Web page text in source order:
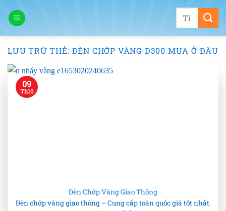
qua
Tìm
LƯU TRỮ THẺ: ĐÈN CHỚP VÀNG D300 MUA Ở ĐÂU
Đèn Chớp Vàng Giao Thông
Đèn chớp vàng giao thông – Cung cấp toàn quốc giá tốt nhất.
09
Th10